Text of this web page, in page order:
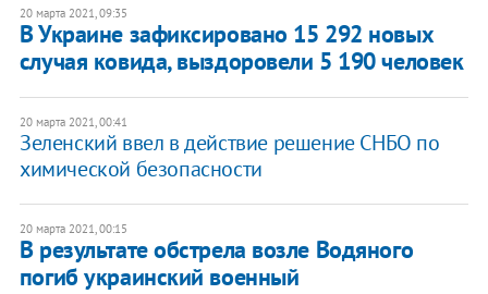
20 марта 2021, 09:35
В Украине зафиксировано 15 292 новых
случая ковида, выздоровели 5 190 человек
20 марта 2021, 00:41
Зеленский ввел в действие решение СНБО по
химической безопасности
20 марта 2021, 00:15
В результате обстрела возле Водяного
погиб украинский военный